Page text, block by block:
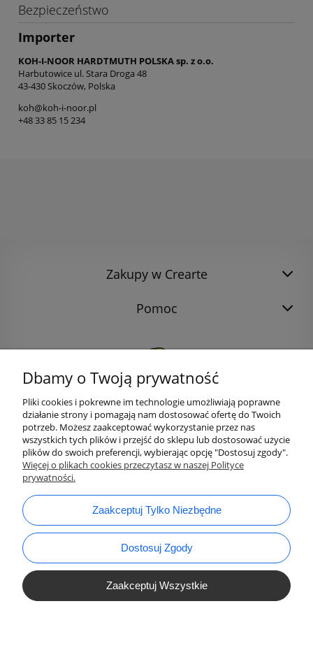
Bezpieczeństwo
Importer
KOH-I-NOOR HARDTMUTH POLSKA sp. z o.o.
Harbutowice ul. Stara Droga 48
43-430 Skoczów, Polska
koh@koh-i-noor.pl
+48 33 85 15 234
Zakupy w Crearte
Pomoc
email:bok@ArtykulyDlaPlastykow.pl
Dbamy o Twoją prywatność
Pliki cookies i pokrewne im technologie umożliwiają poprawne
działanie strony i pomagają nam dostosować ofertę do Twoich
potrzeb. Możesz zaakceptować wykorzystanie przez nas
wszystkich tych plików i przejść do sklepu lub dostosować użycie
plików do swoich preferencji, wybierając opcję "Dostosuj zgody".
Więcej o plikach cookies przeczytasz w naszej Polityce
prywatności.
Zaakceptuj Tylko Niezbędne
Dostosuj Zgody
Zaakceptuj Wszystkie